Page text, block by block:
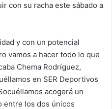
con su racha este sábado a
y con un potencial
vamos a hacer todo lo que
Chema Rodríguez,
en SER Deportivos
acogerá un
entre los dos únicos